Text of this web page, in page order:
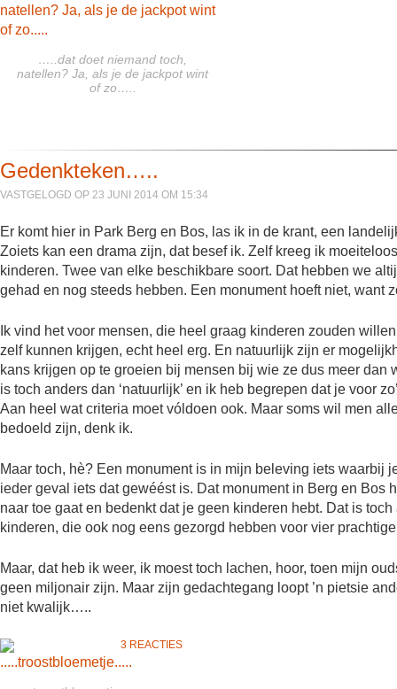
…..dat doet niemand toch,
natellen? Ja, als je de jackpot wint
of zo…..
Gedenkteken…..
VASTGELOGD OP 23 JUNI 2014 OM 15:34
Er komt hier in Park Berg en Bos, las ik in de krant, een
Zoiets kan een drama zijn, dat besef ik. Zelf kreeg ik
kinderen. Twee van elke beschikbare soort. Dat hebben we
gehad en nog steeds hebben. Een monument hoeft niet, want
Ik vind het voor mensen, die heel graag kinderen zouden
zelf kunnen krijgen, echt heel erg. En natuurlijk zijn er
kans krijgen op te groeien bij mensen bij wie ze dus meer
is toch anders dan ‘natuurlijk’ en ik heb begrepen dat je voor
Aan heel wat criteria moet vóldoen ook. Maar soms wil men
bedoeld zijn, denk ik.
Maar toch, hè? Een monument is in mijn beleving iets waarbij
ieder geval iets dat gewéést is. Dat monument in Berg en Bos
naar toe gaat en bedenkt dat je geen kinderen hebt. Dat is
kinderen, die ook nog eens gezorgd hebben voor vier
Maar, dat heb ik weer, ik moest toch lachen, hoor, toen mijn
geen miljonair zijn. Maar zijn gedachtegang loopt ’n pietsie
niet kwalijk…..
3 REACTIES